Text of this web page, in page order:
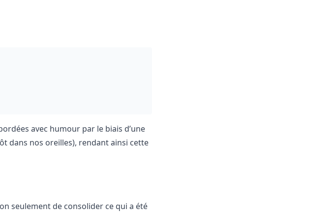
avec humour par le biais d’une
dans nos oreilles), rendant ainsi cette
seulement de consolider ce qui a été